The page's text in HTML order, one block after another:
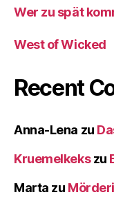
Wer zu spät
West of Wicked
Recent
Anna-Lena zu
Kruemelkekszu
Marta zu